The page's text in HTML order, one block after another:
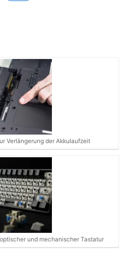
Verlängerung der Akkulaufzeit
und mechanischer Tastatur